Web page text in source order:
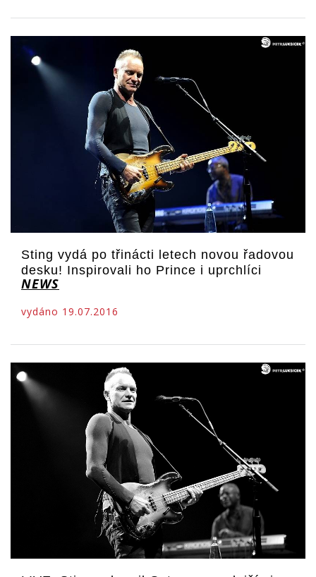
Sting vydá po třinácti letech novou řadovou
desku! Inspirovali ho Prince i uprchlíci
NEWS
vydáno 19.07.2016